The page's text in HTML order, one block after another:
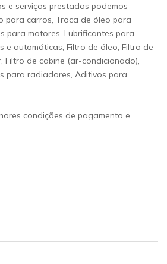
e serviços prestados podemos
para carros, Troca de óleo para
para motores, Lubrificantes para
e automáticas, Filtro de óleo, Filtro de
Filtro de cabine (ar-condicionado),
para radiadores, Aditivos para
condições de pagamento e